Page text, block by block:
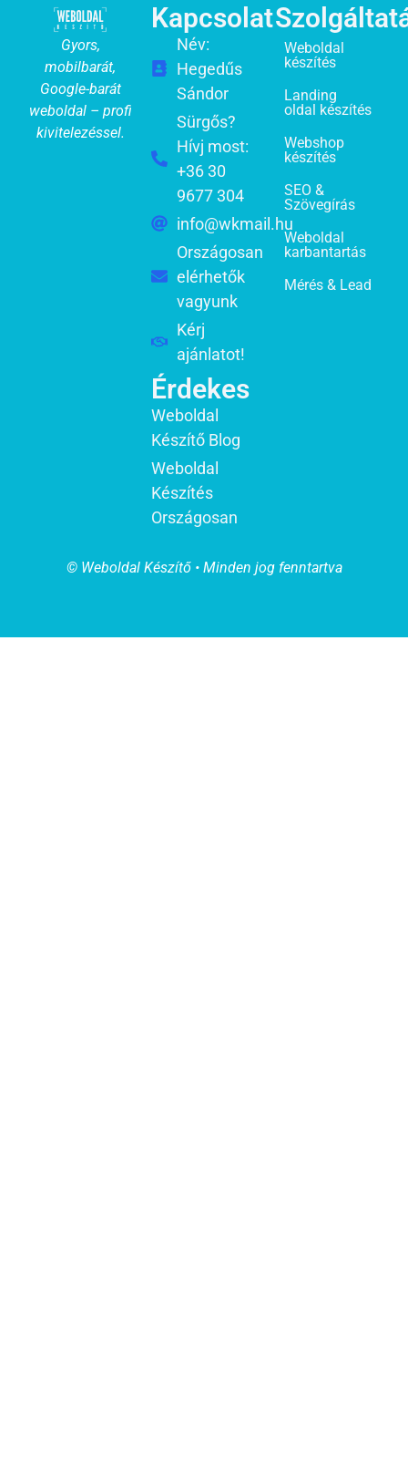
Gyors,
mobilbarát,
Google-barát
weboldal – profi
kivitelezéssel.
Kapcsolat
Név:
Hegedűs
Sándor
Sürgős?
Hívj most:
+36 30
9677 304
info@wkmail.hu
Országosan
elérhetők
vagyunk
Kérj
ajánlatot!
Érdekes
Weboldal
Készítő Blog
Weboldal
Készítés
Országosan
Weboldal
készítés
Landing
oldal készítés
Webshop
készítés
SEO &
Szövegírás
Weboldal
karbantartás
Mérés & Lead
© Weboldal Készítő • Minden jog fenntartva